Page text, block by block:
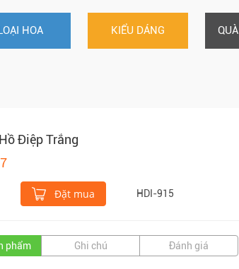
HOA KIỂU DÁNG
Điệp Trắng
Đặt mua HDI-915
phẩm Ghi chú Đánh giá